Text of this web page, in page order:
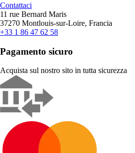
Contattaci
11 rue Bernard Maris
37270 Montlouis-sur-Loire, Francia
+33 1 86 47 62 58
Pagamento sicuro
Acquista sul nostro sito in tutta sicurezza